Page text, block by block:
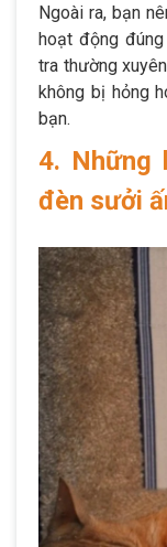
Ngoài ra, bạn
hoạt động
tra thường
không bị hỏng
bạn.
4. Những
đèn sưởi